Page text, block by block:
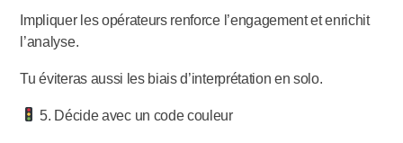
Impliquer les opérateurs renforce l’engagement et enrichit
l’analyse.
Tu éviteras aussi les biais d’interprétation en solo.
5. Décide avec un code couleur